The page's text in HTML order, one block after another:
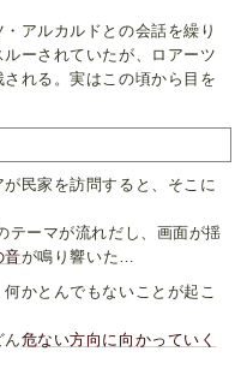
アルカルドとの会話を繰り
ーされていたが、ロアーツ
れる。実はこの頃から目を
民家を訪問すると、そこに
テーマが流れだし、画面が揺
音が鳴り響いた…
何かとんでもないことが起こ
ん危ない方向に向かっていく